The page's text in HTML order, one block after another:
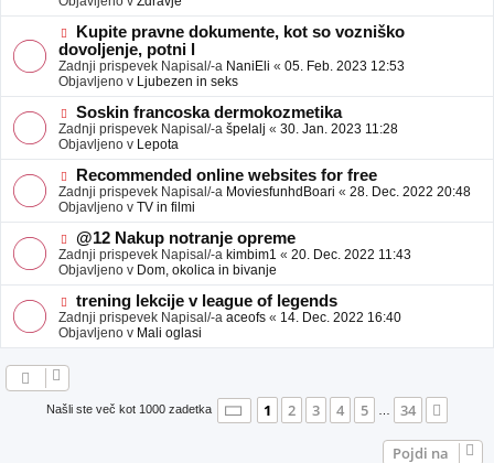
eo
b
a
v
e
N
o
v
e
o
b
j
a
v
e
Kupite pravne dokumente, kot so vozniško
dovoljenje, potni l
Zadnji prispevek Napisal/-a NaniEli « 05. Feb. 2023 12:53
Objavljeno v Ljubezen in seks
N
o
v
e
o
b
j
a
v
e
Soskin francoska dermokozmetika
Zadnji prispevek Napisal/-a špelalj « 30. Jan. 2023 11:28
Objavljeno v Lepota
N
o
v
e
o
b
j
a
v
e
Recommended online websites for free
Zadnji prispevek Napisal/-a MoviesfunhdBoari « 28. Dec. 2022 20:48
Objavljeno v TV in filmi
N
o
v
e
o
b
j
a
@12 Nakup notranje opreme
Zadnji prispevek Napisal/-a kimbim1 « 20. Dec. 2022 11:43
Objavljeno v Dom, okolica in bivanje
N
o
v
e
a
trening lekcije v league of legends
Zadnji prispevek Napisal/-a aceofs « 14. Dec. 2022 16:40
Objavljeno v Mali oglasi
Našli ste več kot 1000 zadetka Stran 1od34
1 2 3 4 5 … 34
Pojdi na